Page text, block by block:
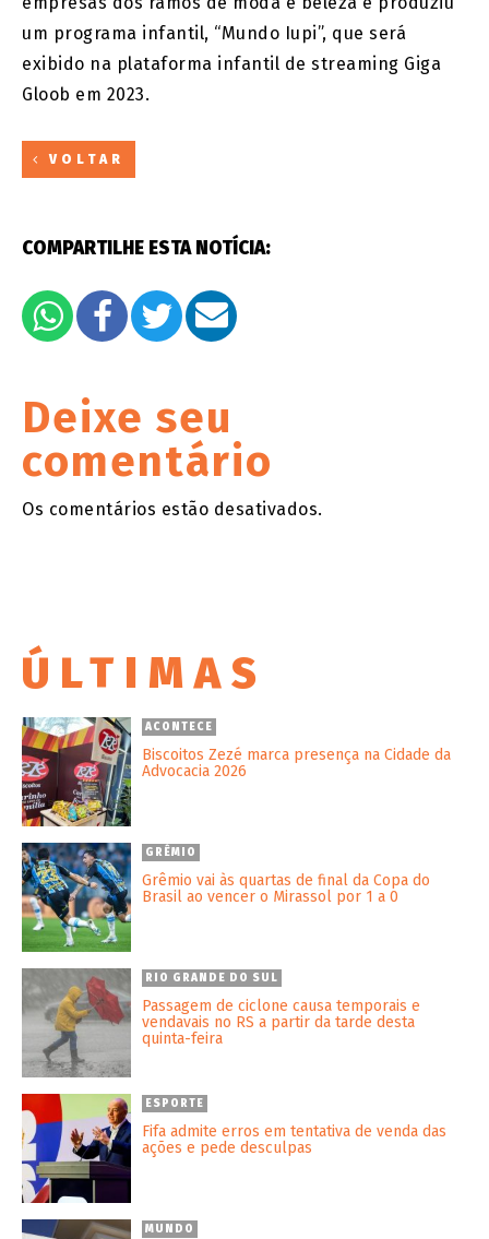
um programa infantil, “Mundo Iupi”, que será
exibido na plataforma infantil de streaming Giga
Gloob em 2023.
VOLTAR
COMPARTILHE ESTA NOTÍCIA:
Deixe seu
comentário
Os comentários estão desativados.
ÚLTIMAS
ACONTECE
Biscoitos Zezé marca presença na Cidade da
Advocacia 2026
GRÊMIO
Grêmio vai às quartas de final da Copa do
Brasil ao vencer o Mirassol por 1 a 0
RIO GRANDE DO SUL
Passagem de ciclone causa temporais e
vendavais no RS a partir da tarde desta
quinta-feira
ESPORTE
Fifa admite erros em tentativa de venda das
ações e pede desculpas
MUNDO